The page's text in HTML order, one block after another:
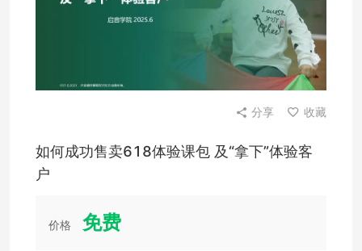
分享 收藏
如何成功售卖618体验课包 及“拿下”体验客
户
价格 免费